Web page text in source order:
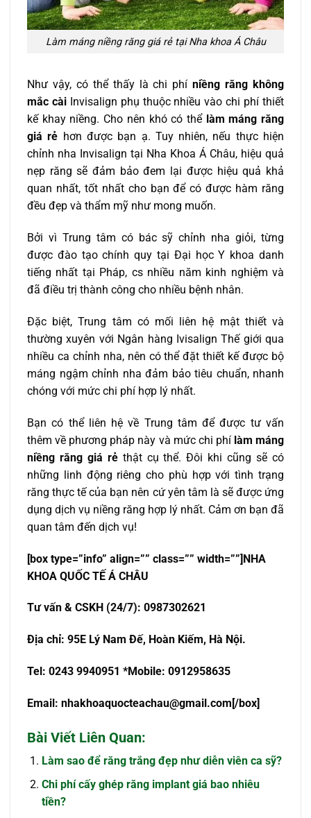
Làm máng niềng răng giá rẻ tại Nha khoa Á Châu
Như vậy, có thể thấy là chi phíniềng răng không
mắc càiInvisalign phụ thuộc nhiều vào chi phí thiết
kế khay niềng. Cho nên khó có thể làm máng răng
giá rẻ hơn được bạn ạ. Tuy nhiên, nếu thực hiện
chỉnh nha Invisalign tại Nha Khoa Á Châu, hiệu quả
nẹp răng sẽ đảm bảo đem lại được hiệu quả khả
quan nhất, tốt nhất cho bạn để có được hàm răng
đều đẹp và thẩm mỹ như mong muốn.
Bởi vì Trung tâm có bác sỹ chỉnh nha giỏi, từng
được đào tạo chính quy tại Đại học Y khoa danh
tiếng nhất tại Pháp, cs nhiều năm kinh nghiệm và
đã điều trị thành công cho nhiều bệnh nhân.
Đặc biệt, Trung tâm có mối liên hệ mật thiết và
thường xuyên với Ngân hàng Ivisalign Thế giới qua
nhiều ca chỉnh nha, nên có thể đặt thiết kế được bộ
máng ngậm chỉnh nha đảm bảo tiêu chuẩn, nhanh
chóng với mức chi phí hợp lý nhất.
Bạn có thể liên hệ về Trung tâm để được tư vấn
thêm về phương pháp này và mức chi phí làm máng
niềng răng giá rẻthật cụ thể. Đôi khi cũng sẽ có
những linh động riêng cho phù hợp với tình trạng
răng thực tế của bạn nên cứ yên tâm là sẽ được ứng
dụng dịch vụ niềng răng hợp lý nhất. Cảm ơn bạn đã
quan tâm đến dịch vụ!
[box type=”info” align=”” class=”” width=””]NHA
KHOA QUỐC TẾ Á CHÂU
Tư vấn & CSKH (24/7): 0987302621
Địa chỉ: 95E Lý Nam Đế, Hoàn Kiếm, Hà Nội.
Tel: 0243 9940951 *Mobile: 0912958635
Email: nhakhoaquocteachau@gmail.com [/box]
Bài Viết Liên Quan:
Làm sao để răng trắng đẹp như diễn viên ca sỹ?
Chi phí cấy ghép răng implant giá bao nhiêu
tiền?